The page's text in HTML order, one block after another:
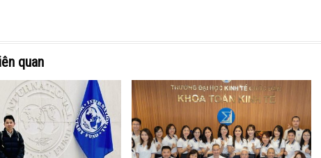
quan